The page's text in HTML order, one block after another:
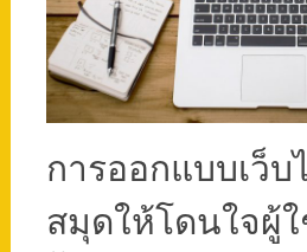
การออกแบบเว็บ
สมุดให้โดนใจผู้